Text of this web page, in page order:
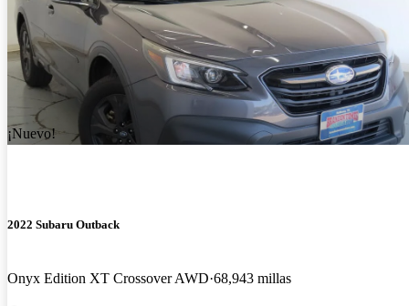
¡Nuevo!
2022 Subaru Outback
Onyx Edition XT Crossover AWD 68,943 millas